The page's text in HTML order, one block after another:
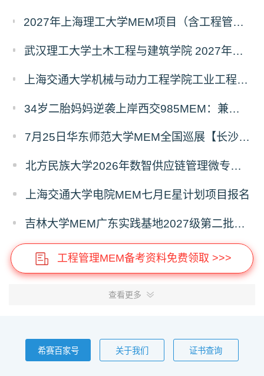
2027年上海理工大学MEM项目（含工程管理、工业工程与管理、物流工程与管理）奖助学金政策发布
武汉理工大学土木工程与建筑学院 2027年工程管理硕士（MEM）招生简章
上海交通大学机械与动力工程学院工业工程学科硕士生招生专业及统考科目调整公告
34岁二胎妈妈逆袭上岸西交985MEM：兼顾工作带娃，零基础5个月逆风翻盘
7月25日华东师范大学MEM全国巡展【长沙站】开启，欢迎报考！
北方民族大学2026年数智供应链管理微专业招生简章
上海交通大学电院MEM七月E星计划项目报名
吉林大学MEM广东实践基地2027级第二批次预审面试启动
工程管理MEM备考资料免费领取 >>>
查看更多
希赛百家号 关于我们 证书查询